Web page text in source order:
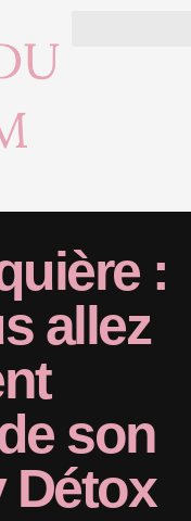
:
allez
son
Détox